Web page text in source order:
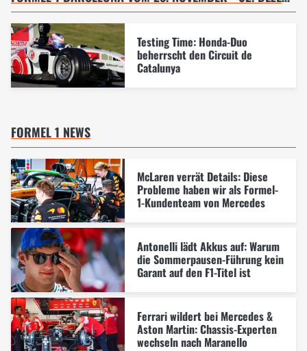
Testing Time: Honda-Duo
beherrscht den Circuit de
Catalunya
FORMEL 1 NEWS
McLaren verrät Details: Diese
Probleme haben wir als Formel-
1-Kundenteam von Mercedes
Antonelli lädt Akkus auf: Warum
die Sommerpausen-Führung kein
Garant auf den F1-Titel ist
Ferrari wildert bei Mercedes &
Aston Martin: Chassis-Experten
wechseln nach Maranello